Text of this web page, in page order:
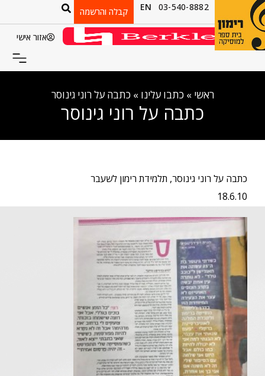
03-540-8882
EN קבלה והרשמה
אזור אישי
ראשי »כתבו עלינו »כתבה על רוני גינוסר
כתבה על רוני גינוסר
כתבה על רוני גינוסר, תלמידת רימון לשעבר
18.6.10